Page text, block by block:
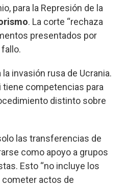
para la Represión de la
. La corte “rechaza
presentados por
fallo.
invasión rusa de Ucrania.
tiene competencias para
distinto sobre
las transferencias de
como apoyo a grupos
Esto “no incluye los
actos de